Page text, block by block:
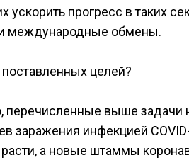
ускорить прогресс в таких
международные обмены.
целей?
перечисленные выше задачи
заражения инфекцией
а новые штаммы